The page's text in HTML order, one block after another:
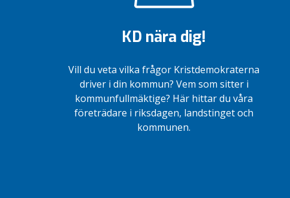
KD nära dig!
Vill du veta vilka frågor Kristdemokraterna
driver i din kommun? Vem som sitter i
kommunfullmäktige? Här hittar du våra
företrädare i riksdagen, landstinget och
kommunen.